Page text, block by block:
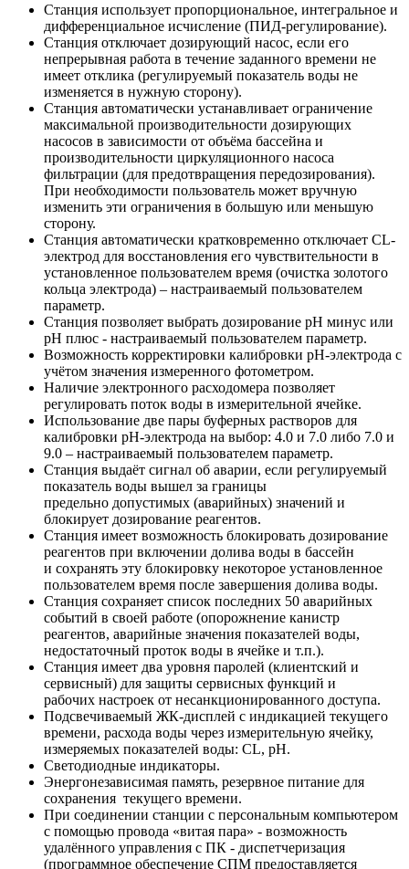
Станция использует пропорциональное, интегральное и
дифференциальное исчисление (ПИД-регулирование).
Станция отключает дозирующий насос, если его
непрерывная работа в течение заданного времени не
имеет отклика (регулируемый показатель воды не
изменяется в нужную сторону).
Станция автоматически устанавливает ограничение
максимальной производительности дозирующих
насосов в зависимости от объёма бассейна и
производительности циркуляционного насоса
фильтрации (для предотвращения передозирования).
При необходимости пользователь может вручную
изменить эти ограничения в большую или меньшую
сторону.
Станция автоматически кратковременно отключает CL-
электрод для восстановления его чувствительности в
установленное пользователем время (очистка золотого
кольца электрода) – настраиваемый пользователем
параметр.
Станция позволяет выбрать дозирование рН минус или
рН плюс - настраиваемый пользователем параметр.
Возможность корректировки калибровки рН-электрода с
учётом значения измеренного фотометром.
Наличие электронного расходомера позволяет
регулировать поток воды в измерительной ячейке.
Использование две пары буферных растворов для
калибровки рН-электрода на выбор: 4.0 и 7.0 либо 7.0 и
9.0 – настраиваемый пользователем параметр.
Станция выдаёт сигнал об аварии, если регулируемый
показатель воды вышел за границы
предельно допустимых (аварийных) значений и
блокирует дозирование реагентов.
Станция имеет возможность блокировать дозирование
реагентов при включении долива воды в бассейн
и сохранять эту блокировку некоторое установленное
пользователем время после завершения долива воды.
Станция сохраняет список последних 50 аварийных
событий в своей работе (опорожнение канистр
реагентов, аварийные значения показателей воды,
недостаточный проток воды в ячейке и т.п.).
Станция имеет два уровня паролей (клиентский и
сервисный) для защиты сервисных функций и
рабочих настроек от несанкционированного доступа.
Подсвечиваемый ЖК-дисплей с индикацией текущего
времени, расхода воды через измерительную ячейку,
измеряемых показателей воды: CL, рН.
Светодиодные индикаторы.
Энергонезависимая память, резервное питание для
сохранения текущего времени.
При соединении станции с персональным компьютером
с помощью провода «витая пара» - возможность
удалённого управления с ПК - диспетчеризация
(программное обеспечение СПМ предоставляется